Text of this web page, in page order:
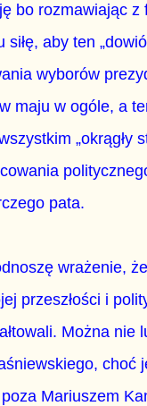
bo rozmawiając z
siłę, aby ten
wyborów
maju w ogóle, a
„okrągły
pata.
wrażenie,
przeszłości i
Można nie
choć
Mariuszem